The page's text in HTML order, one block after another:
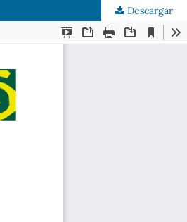
Descargar